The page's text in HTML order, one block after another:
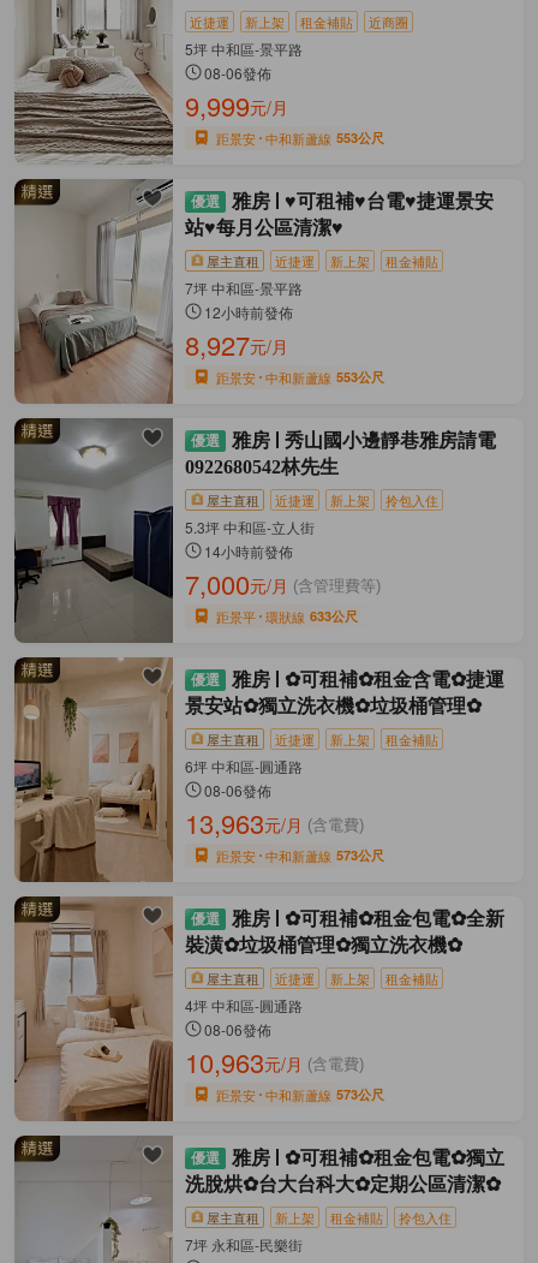
近捷運 新上架 租金補貼 近商圈
5坪 中和區-景平路
08-06發佈
9,999元/月
距景安 中和新蘆線 553公尺
雅房
♥︎可租補♥︎台電♥︎捷運景安
站♥︎每月公區清潔♥︎
屋主直租 近捷運 新上架 租金補貼
7坪 中和區-景平路
12小時前發佈
8,927元/月
距景安 中和新蘆線 553公尺
雅房
秀山國小邊靜巷雅房請電
0922680542林先生
屋主直租 近捷運 新上架 拎包入住
5.3坪 中和區-立人街
14小時前發佈
7,000元/月 (含管理費等)
距景平 環狀線 633公尺
雅房
✿可租補✿租金含電✿捷運
景安站✿獨立洗衣機✿垃圾桶管理✿
屋主直租 近捷運 新上架 租金補貼
6坪 中和區-圓通路
08-06發佈
13,963元/月 (含電費)
距景安 中和新蘆線 573公尺
雅房
✿可租補✿租金包電✿全新
裝潢✿垃圾桶管理✿獨立洗衣機✿
屋主直租 近捷運 新上架 租金補貼
4坪 中和區-圓通路
08-06發佈
10,963元/月 (含電費)
距景安 中和新蘆線 573公尺
雅房
✿可租補✿租金包電✿獨立
洗脫烘✿台大台科大✿定期公區清潔✿
屋主直租 新上架 租金補貼 拎包入住
7坪 永和區-民樂街